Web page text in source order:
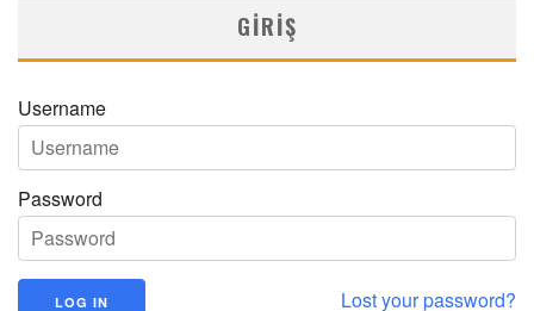
GIRIŞ
Username
Password
Lost your password?